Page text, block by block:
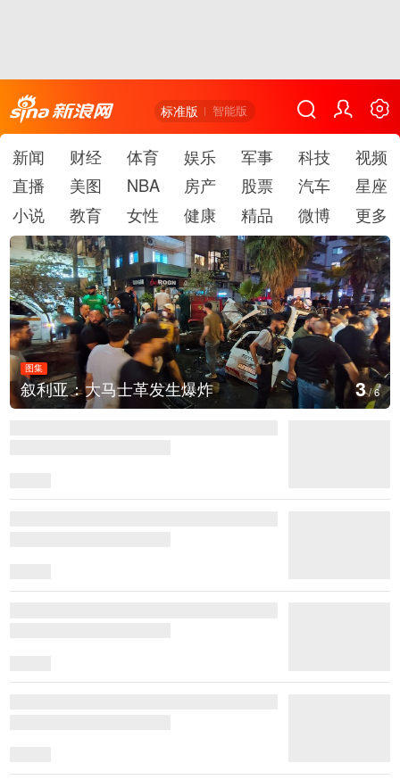
标准版 智能版
新闻 财经 体育 娱乐 军事 科技
视频
直播
美图 NBA 房产 股票 汽车
星座
小说
教育 女性 健康 精品 微博 更多
亚：大马士革发生爆炸
图集
云南
4/6